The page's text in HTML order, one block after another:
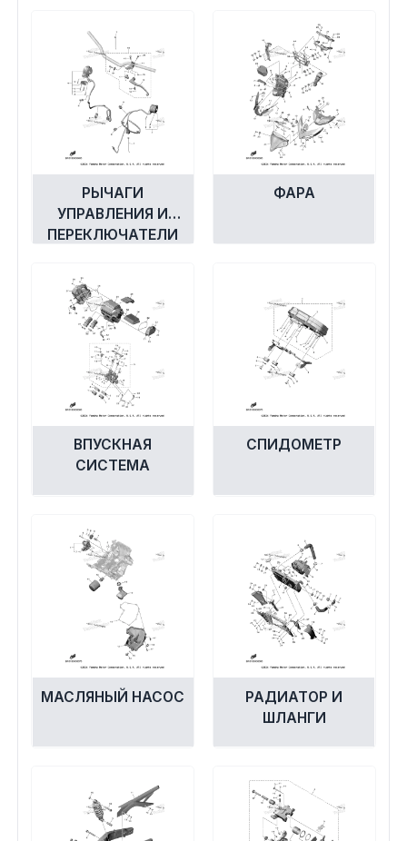
РЫЧАГИ
УПРАВЛЕНИЯ И
ПЕРЕКЛЮЧАТЕЛИ
ФАРА
ВПУСКНАЯ
СИСТЕМА
СПИДОМЕТР
МАСЛЯНЫЙ НАСОС
РАДИАТОР И
ШЛАНГИ